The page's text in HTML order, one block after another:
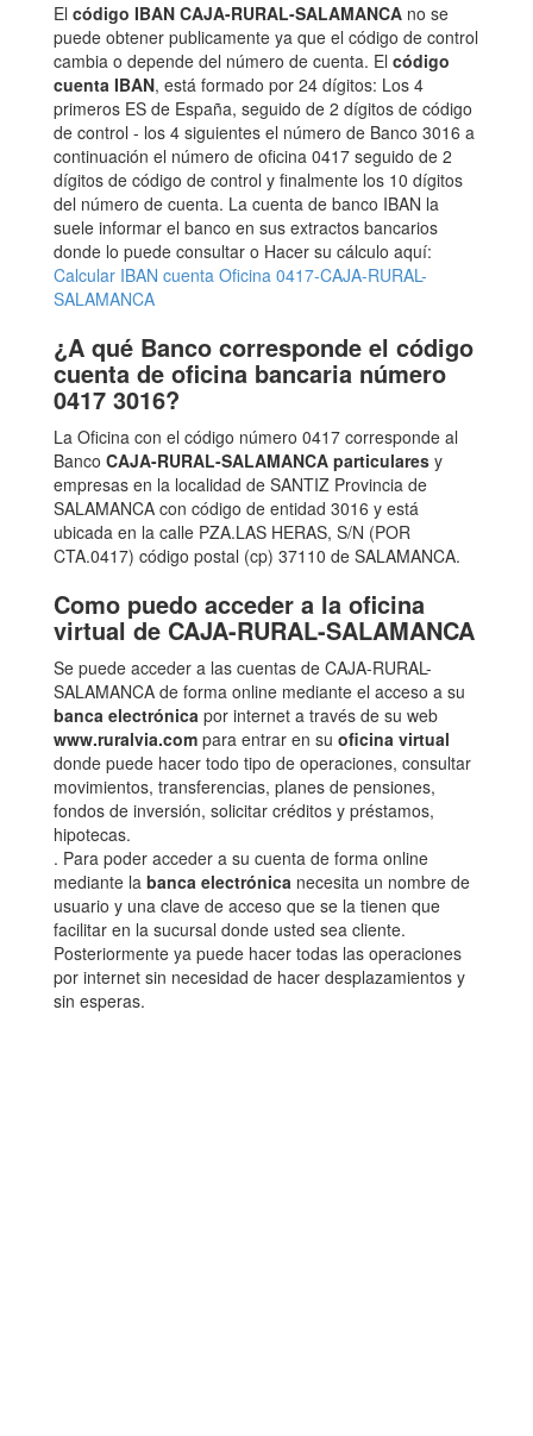
El código IBAN CAJA-RURAL-SALAMANCA no se
puede obtener publicamente ya que el código de control
cambia o depende del número de cuenta. El código
cuenta IBAN, está formado por 24 dígitos: Los 4
primeros ES de España, seguido de 2 dígitos de código
de control - los 4 siguientes el número de Banco 3016 a
continuación el número de oficina 0417 seguido de 2
dígitos de código de control y finalmente los 10 dígitos
del número de cuenta. La cuenta de banco IBAN la
suele informar el banco en sus extractos bancarios
donde lo puede consultar o Hacer su cálculo aquí:
Calcular IBAN cuenta Oficina 0417-CAJA-RURAL-
SALAMANCA
¿A qué Banco corresponde el código
cuenta de oficina bancaria número
0417 3016?
La Oficina con el código número 0417 corresponde al
Banco CAJA-RURAL-SALAMANCA particulares y
empresas en la localidad de SANTIZ Provincia de
SALAMANCA con código de entidad 3016 y está
ubicada en la calle PZA.LAS HERAS, S/N (POR
CTA.0417) código postal (cp) 37110 de SALAMANCA.
Como puedo acceder a la oficina
virtual de CAJA-RURAL-SALAMANCA
Se puede acceder a las cuentas de CAJA-RURAL-
SALAMANCA de forma online mediante el acceso a su
banca electrónica por internet a través de su web
www.ruralvia.com para entrar en su oficina virtual
donde puede hacer todo tipo de operaciones, consultar
movimientos, transferencias, planes de pensiones,
fondos de inversión, solicitar créditos y préstamos,
hipotecas.
. Para poder acceder a su cuenta de forma online
mediante la banca electrónica necesita un nombre de
usuario y una clave de acceso que se la tienen que
facilitar en la sucursal donde usted sea cliente.
Posteriormente ya puede hacer todas las operaciones
por internet sin necesidad de hacer desplazamientos y
sin esperas.